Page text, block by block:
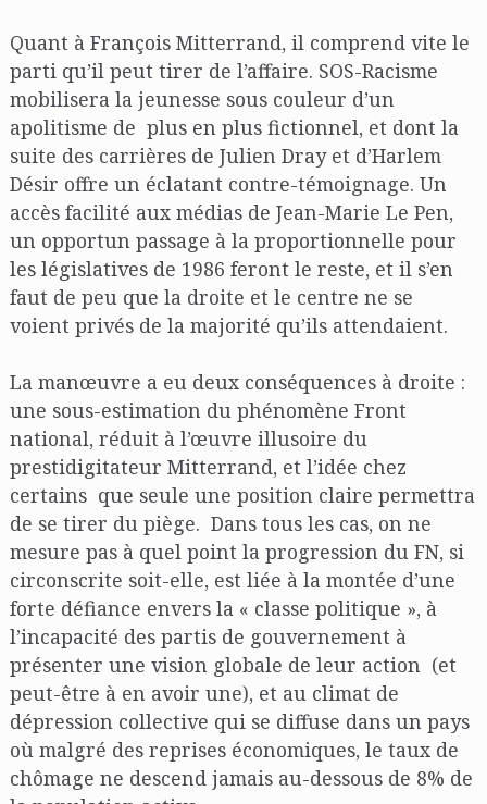
Quant à François Mitterrand, il comprend vite le
parti qu’il peut tirer de l’affaire. SOS-Racisme
mobilisera la jeunesse sous couleur d’un
apolitisme de plus en plus fictionnel, et dont la
suite des carrières de Julien Dray et d’Harlem
Désir offre un éclatant contre-témoignage. Un
accès facilité aux médias de Jean-Marie Le Pen,
un opportun passage à la proportionnelle pour
les législatives de 1986 feront le reste, et il s’en
faut de peu que la droite et le centre ne se
voient privés de la majorité qu’ils attendaient.
La manœuvre a eu deux conséquences à droite :
une sous-estimation du phénomène Front
national, réduit à l’œuvre illusoire du
prestidigitateur Mitterrand, et l’idée chez
certains que seule une position claire permettra
de se tirer du piège. Dans tous les cas, on ne
mesure pas à quel point la progression du FN, si
circonscrite soit-elle, est liée à la montée d’une
forte défiance envers la « classe politique », à
l’incapacité des partis de gouvernement à
présenter une vision globale de leur action (et
peut-être à en avoir une), et au climat de
dépression collective qui se diffuse dans un pays
où malgré des reprises économiques, le taux de
chômage ne descend jamais au-dessous de 8% de